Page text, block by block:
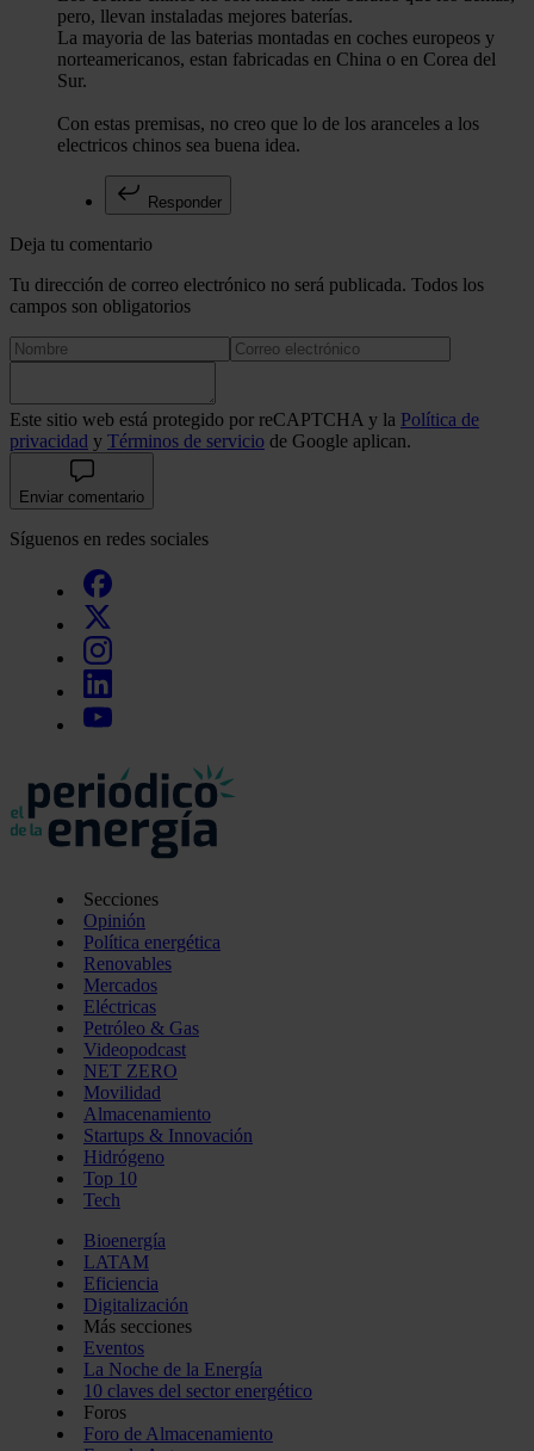
pero, llevan instaladas mejores baterías.
La mayoria de las baterias montadas en coches europeos y
norteamericanos, estan fabricadas en China o en Corea del
Sur.
Con estas premisas, no creo que lo de los aranceles a los
electricos chinos sea buena idea.
Responder
Deja tu comentario
Tu dirección de correo electrónico no será publicada. Todos los
campos son obligatorios
Este sitio web está protegido por reCAPTCHA y la Política de
privacidad y Términos de servicio de Google aplican.
Enviar comentario
Síguenos en redes sociales
Secciones
Opinión
Política energética
Renovables
Mercados
Eléctricas
Petróleo & Gas
Videopodcast
NET ZERO
Movilidad
Almacenamiento
Startups & Innovación
Hidrógeno
Top 10
Tech
Bioenergía
LATAM
Eficiencia
Digitalización
Más secciones
Eventos
La Noche de la Energía
10 claves del sector energético
Foros
Foro de Almacenamiento